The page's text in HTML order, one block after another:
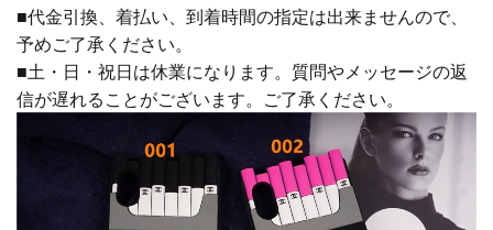
■代金引換、着払い、到着時間の指定は出来ませんので、
予めご了承ください。
■土・日・祝日は休業になります。質問やメッセージの返
信が遅れることがございます。ご了承ください。